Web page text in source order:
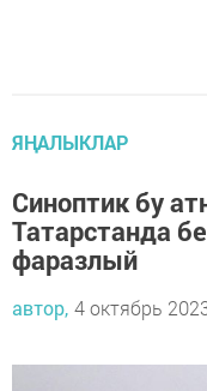
ЯҢАЛЫКЛАР
Синоптик бу
Татарстанда
фаразлый
автор, 4 октябрь